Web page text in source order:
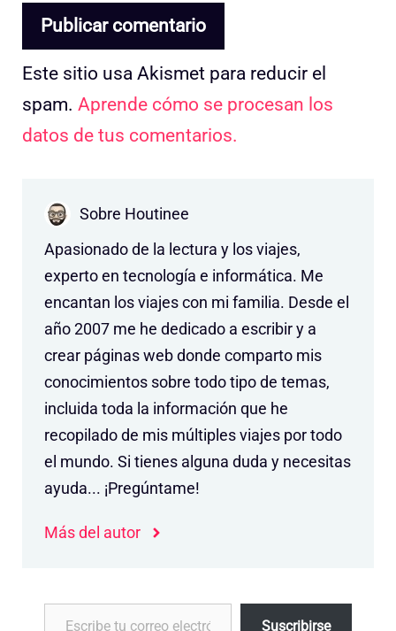
Este sitio usa Akismet para reducir el
spam. Aprende cómo se procesan los
datos de tus comentarios.
Sobre Houtinee
Apasionado de la lectura y los viajes,
experto en tecnología e informática. Me
encantan los viajes con mi familia. Desde el
año 2007 me he dedicado a escribir y a
crear páginas web donde comparto mis
conocimientos sobre todo tipo de temas,
incluida toda la información que he
recopilado de mis múltiples viajes por todo
el mundo. Si tienes alguna duda y necesitas
ayuda... ¡Pregúntame!
Más del autor
Escribe tu correo electrónico…
Suscribirse